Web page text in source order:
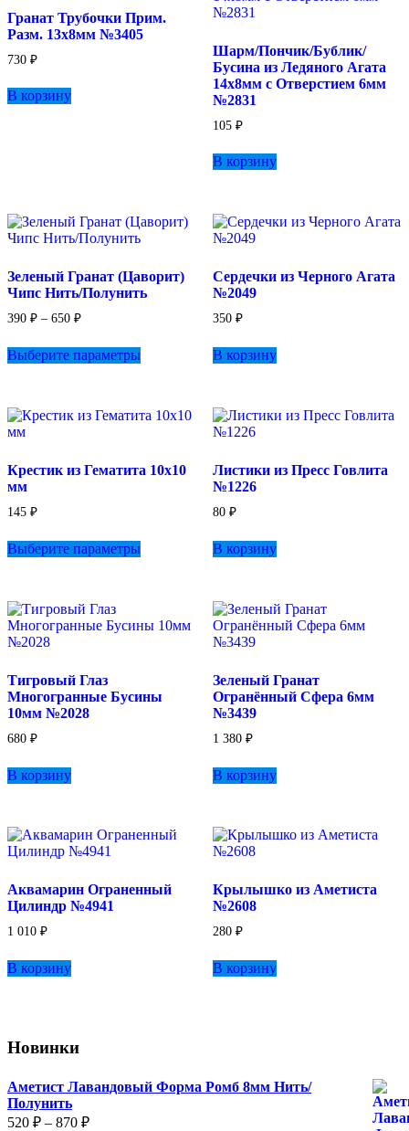
Гранат Трубочки Прим.
Разм. 13х8мм №3405
730 ₽
В корзину
Шарм/Пончик/Бублик/
Бусина из Ледяного Агата
14х8мм с Отверстием 6мм
№2831
105 ₽
В корзину
Зеленый Гранат (Цаворит)
Чипс Нить/Полунить
390 ₽ – 650 ₽Диапазон
390 ₽
–
Выберите параметры
Опции
на
Сердечки из Черного Агата
№2049
350 ₽
В корзину
Крестик из Гематита 10х10
мм
145 ₽
Выберите параметры
можно
товара.
Листики из Пресс Говлита
№1226
80 ₽
В корзину
Тигровый Глаз
Многогранные Бусины
10мм №2028
680 ₽
В корзину
Зеленый Гранат
Огранённый Сфера 6мм
№3439
1 380 ₽
В корзину
Аквамарин Ограненный
Цилиндр №4941
1 010 ₽
В корзину
Крылышко из Аметиста
№2608
280 ₽
В корзину
Новинки
Аметист Лавандовый Форма Ромб 8мм Нить/
Полунить
520 ₽ – 870 ₽Диапазон